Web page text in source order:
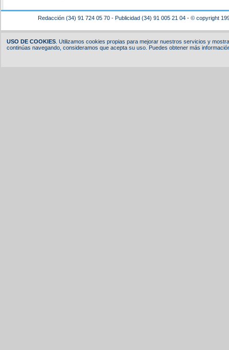
Redacción (34) 91 724 05 70 - Publicidad (34) 91 005 21 04 - © copyright
USO DE COOKIES. Utilizamos cookies propias para mejorar nuestros servicios y
continúas navegando, consideramos que acepta su uso. Puedes obtener más